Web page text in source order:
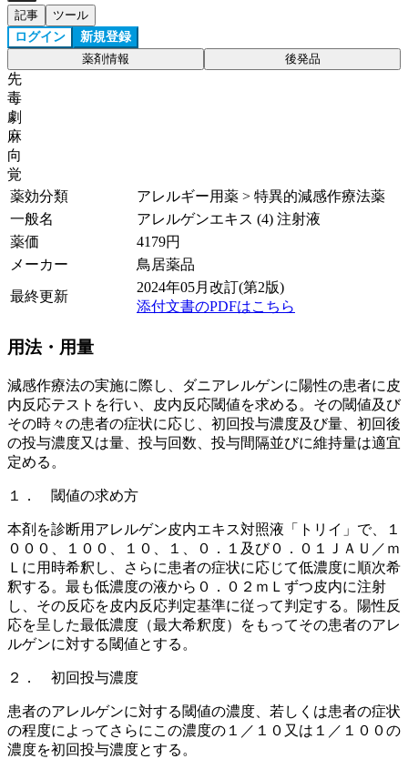
記事 ツール
ログイン 新規登録
薬剤情報 後発品
先
毒
劇
麻
向
覚
薬効分類
アレルギー用薬 > 特異的減感作療法薬
一般名
アレルゲンエキス (4) 注射液
薬価
4179円
メーカー
鳥居薬品
最終更新
2024年05月改訂(第2版)
添付文書のPDFはこちら
用法・用量
減感作療法の実施に際し、ダニアレルゲンに陽性の患者に皮
内反応テストを行い、皮内反応閾値を求める。その閾値及び
その時々の患者の症状に応じ、初回投与濃度及び量、初回後
の投与濃度又は量、投与回数、投与間隔並びに維持量は適宜
定める。
１． 閾値の求め方
本剤を診断用アレルゲン皮内エキス対照液「トリイ」で、１
０００、１００、１０、１、０．１及び０．０１ＪＡＵ／ｍ
Ｌに用時希釈し、さらに患者の症状に応じて低濃度に順次希
釈する。最も低濃度の液から０．０２ｍＬずつ皮内に注射
し、その反応を皮内反応判定基準に従って判定する。陽性反
応を呈した最低濃度（最大希釈度）をもってその患者のアレ
ルゲンに対する閾値とする。
２． 初回投与濃度
患者のアレルゲンに対する閾値の濃度、若しくは患者の症状
の程度によってさらにこの濃度の１／１０又は１／１００の
濃度を初回投与濃度とする。